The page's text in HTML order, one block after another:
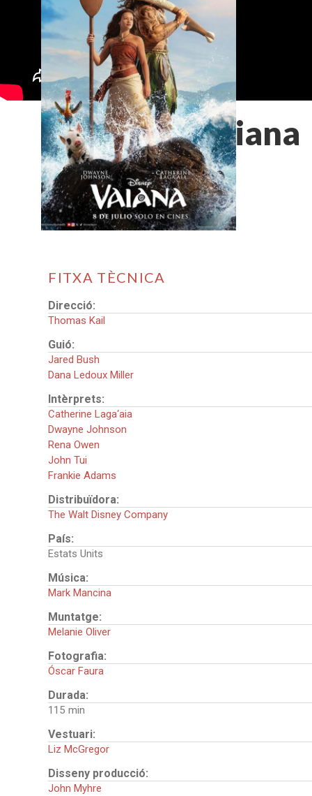
Vaiana
FITXA TÈCNICA
Direcció:
Thomas Kail
Guió:
Jared Bush
Dana Ledoux Miller
Intèrprets:
Catherine Laga‘aia
Dwayne Johnson
Rena Owen
John Tui
Frankie Adams
Distribuïdora:
The Walt Disney Company
País:
Estats Units
Música:
Mark Mancina
Muntatge:
Melanie Oliver
Fotografia:
Óscar Faura
Durada:
115
Vestuari:
Liz McGregor
Disseny producció:
John Myhre